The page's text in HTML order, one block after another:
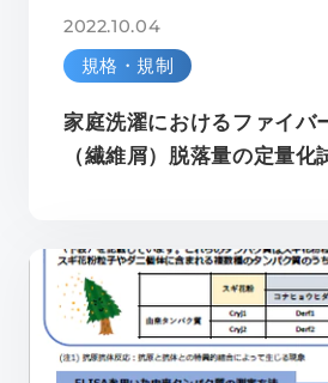
2022.10.04
規格・規制
家庭洗濯におけるファイバ
（繊維屑）脱落量の定量